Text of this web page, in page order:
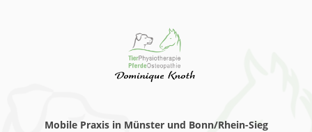
Mobile Praxis in Münster und Bonn/Rhein-Sieg